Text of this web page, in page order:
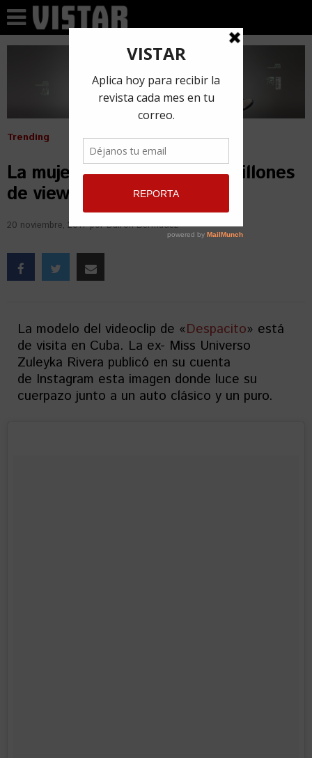
Trending
La mujer con más de 4 mil millones
de views está en Cuba
20 noviembre, 2017 porDairon Bermúdez
La modelo del videoclip de «Despacito» está
de visita en Cuba. La ex- Miss Universo
Zuleyka Rivera publicó en su cuenta
de Instagram esta imagen donde luce su
cuerpazo junto a un auto clásico y un puro.